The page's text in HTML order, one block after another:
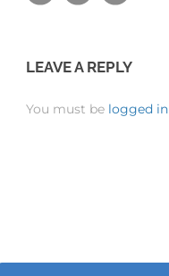
LEAVE A REPLY
You must be logged in